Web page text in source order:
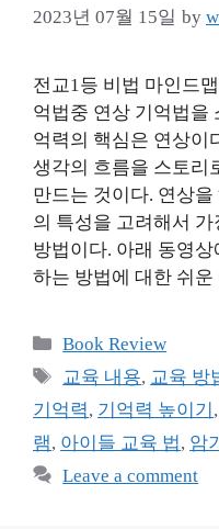
2023년 07월 15일 by
전교1등 비법 마인드
억법중 연상 기억법을
억력의 핵심은 연상이
생각의 흐름을 스토리
만드는 것이다. 연상
의 특성을 고려해서
방법이다. 아래 동영
하는 방법에 대한 쉬
Categories
Book Review
Tags
교육 내용, 교육 방
기억력, 기억력 높이기 ,
램, 아이들 교육 법, 암
Leave a comment